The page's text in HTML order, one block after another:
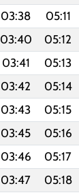
03:38 05:11
03:40 05:12
03:41 05:13
03:42 05:14
03:43 05:15
03:45 05:16
03:46 05:17
03:47 05:18